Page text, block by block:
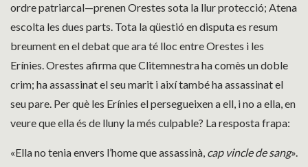
ordre patriarcal—prenen Orestes sota la llur protecció; Atena
escolta les dues parts. Tota la qüestió en disputa es resum
breument en el debat que ara té lloc entre Orestes i les
Erínies. Orestes afirma que Clitemnestra ha comès un doble
crim; ha assassinat el seu marit i així també ha assassinat el
seu pare. Per què les Erínies el persegueixen a ell, i no a ella, en
veure que ella és de lluny la més culpable? La resposta frapa:
«Ella no tenia envers l’home que assassinà, cap vincle de sang».